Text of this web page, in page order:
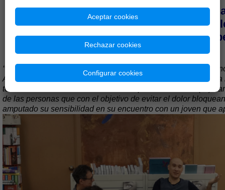
‘‘Huyo de los géneros; si debo ceñirme
las novelas para llegar al
No me gusta el término ‘‘autoayuda’’,
‘‘ La mujer que no sabía llorar
es una novela dura. No es una
Aunque hace muchos años que sabía que quería escribir
tenía ni la distancia emocional ni la capacidad técnica. (…)
de las personas que con el objetivo de evitar el dolor
amputado su sensibilidad en su encuentro con un joven que
Aceptar cookies
Rechazar cookies
Configurar cookies